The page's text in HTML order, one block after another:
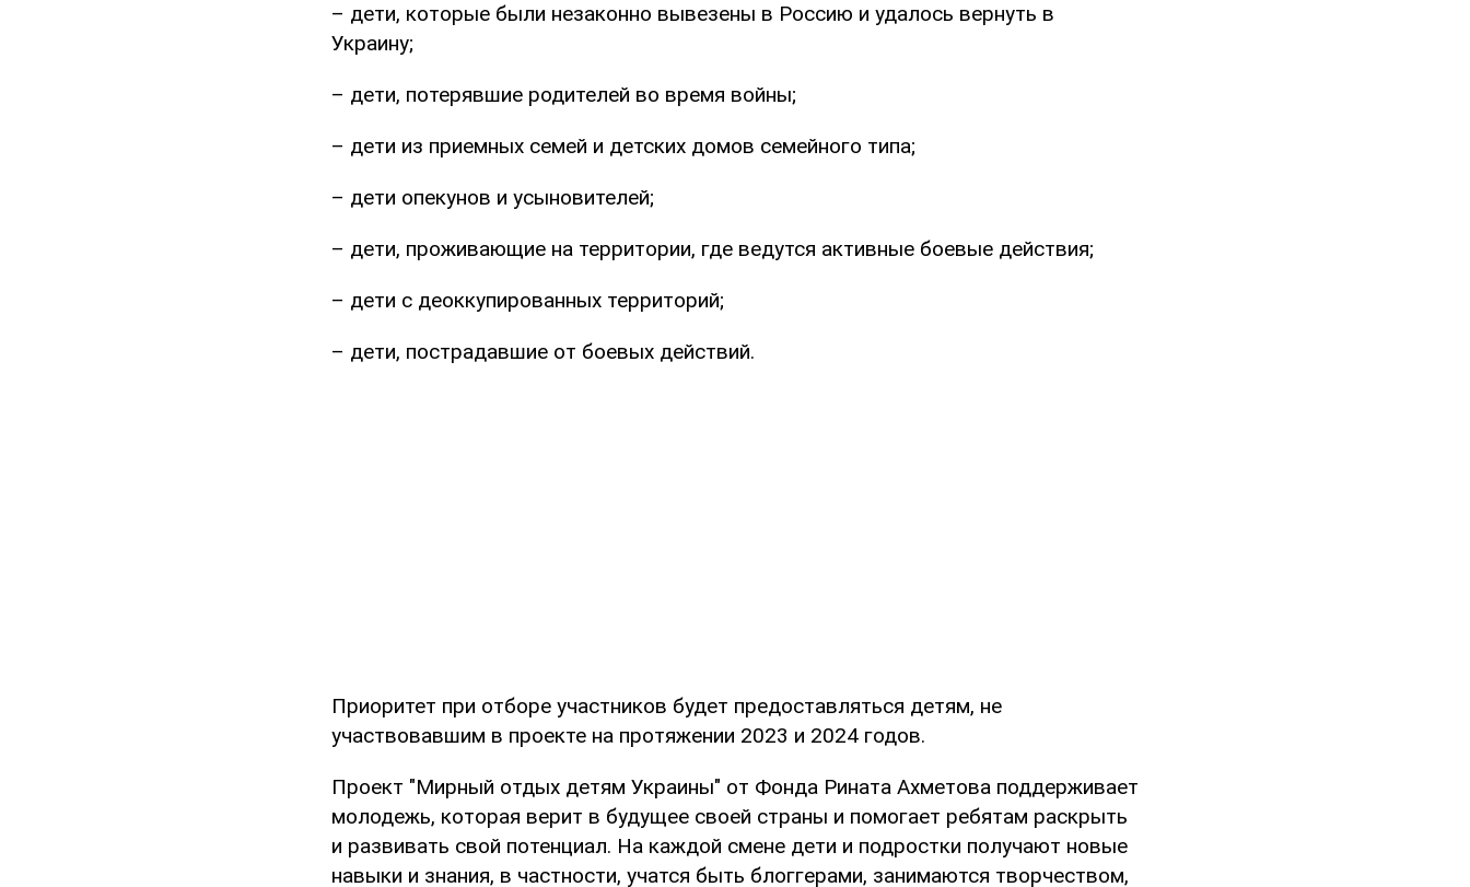
– дети, которые были незаконно вывезены в Россию и удалось вернуть в
Украину;
– дети, потерявшие родителей во время войны;
– дети из приемных семей и детских домов семейного типа;
– дети опекунов и усыновителей;
– дети, проживающие на территории, где ведутся активные боевые действия;
– дети с деоккупированных территорий;
– дети, пострадавшие от боевых действий.
Приоритет при отборе участников будет предоставляться детям, не
участвовавшим в проекте на протяжении 2023 и 2024 годов.
Проект "Мирный отдых детям Украины" от Фонда Рината Ахметова поддерживает
молодежь, которая верит в будущее своей страны и помогает ребятам раскрыть
и развивать свой потенциал. На каждой смене дети и подростки получают новые
навыки и знания, в частности, учатся быть блоггерами, занимаются творчеством,